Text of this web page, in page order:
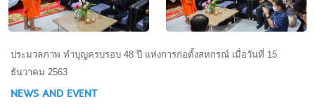
ประมวลภาพ ทำบุญครบรอบ 48 ปี แห่งการก่อตั้งสหกรณ์ เมื่อวันที่ 15
ธันวาคม 2563
NEWS AND EVENT